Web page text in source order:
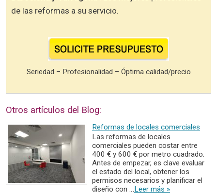
de las reformas a su servicio.
Seriedad – Profesionalidad – Óptima calidad/precio
Otros artículos del Blog:
Reformas de locales comerciales
Las reformas de locales
comerciales pueden costar entre
400 € y 600 € por metro cuadrado.
Antes de empezar, es clave evaluar
el estado del local, obtener los
permisos necesarios y planificar el
diseño con …Leer más »